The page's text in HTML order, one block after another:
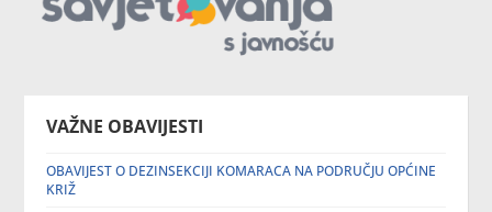
VAŽNE OBAVIJESTI
OBAVIJEST O DEZINSEKCIJI KOMARACA NA PODRUČJU OPĆINE
KRIŽ